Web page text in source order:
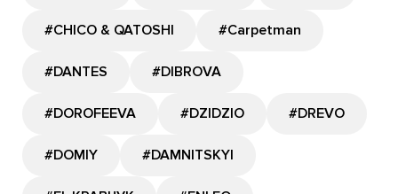
#CHICO & QATOSHI #Carpetman
#DANTES #DIBROVA
#DOROFEEVA #DZIDZIO #DREVO
#DOMIY #DAMNITSKYI